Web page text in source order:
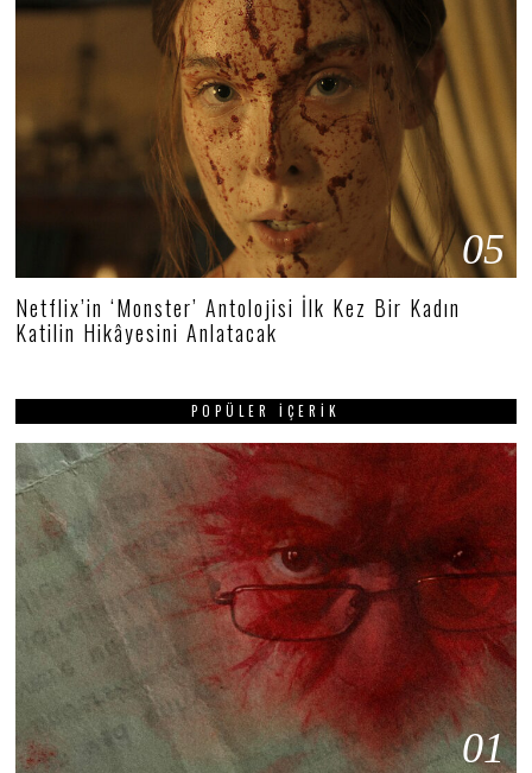
05
Netflix’in ‘Monster’ Antolojisi İlk Kez Bir Kadın
Katilin Hikâyesini Anlatacak
POPÜLER İÇERIK
01